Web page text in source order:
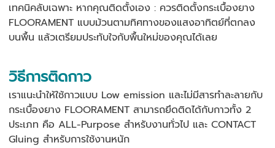
เทคนิคลับเฉพาะ หากคุณติดตั้งเอง : ควรติดตั้งกระเบื้องยาง
FLOORAMENT แบบม้วนตามทิศทางของแสงอาทิตย์ที่ตกลง
บนพื้น แล้วเตรียมประทับใจกับพื้นใหม่ของคุณได้เลย
วิธีการติดกาว
เราแนะนำให้ใช้กาวแบบ Low emission และไม่มีสารทำละลายกับ
กระเบื้องยาง FLOORAMENT สามารถยึดติดได้กับกาวทั้ง 2
ประเภท คือ ALL-Purpose สำหรับงานทั่วไป และ CONTACT
Gluing สำหรับการใช้งานหนัก